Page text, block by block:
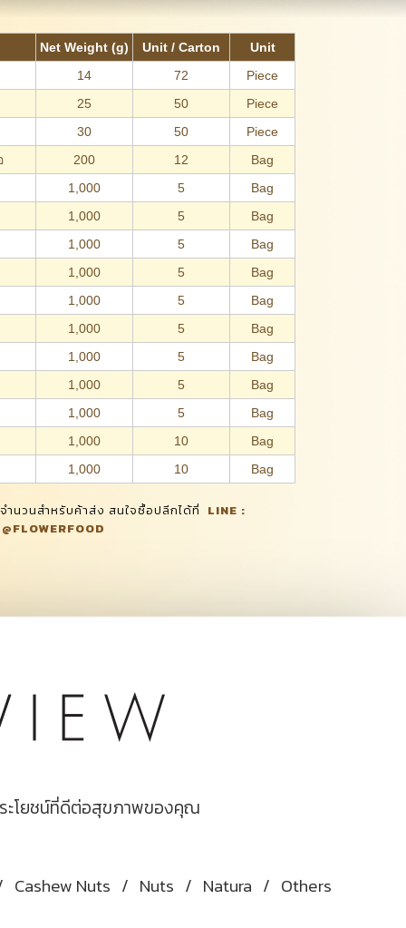
Net Weight (g) Unit / Carton
Unit
14
72
Piece
25
50
Piece
30
50
Piece
200 12
Bag
1,000
5
Bag
1,000
5
Bag
1,000
5
Bag
1,000
5
Bag
1,000
5
Bag
1,000
5
Bag
1,000
5
Bag
1,000
5
Bag
1,000
5
Bag
1,000
10
Bag
1,000
10 Bag
นวนสำหรับค้าส่ง สนใจซื้อปลีกได้ที่ LINE :
@FLOWERFOOD
ะโยชน์ที่ดีต่อสุขภาพของคุณ
Cashew Nuts / Nuts / Natura / Others